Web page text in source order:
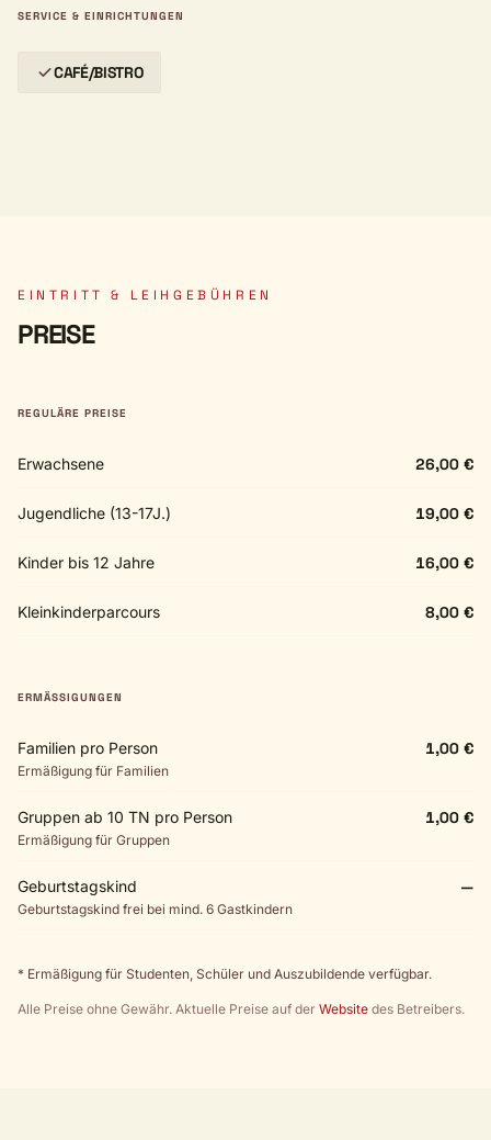
SERVICE & EINRICHTUNGEN
CAFÉ/BISTRO
EINTRITT & LEIHGEBÜHREN
PREISE
REGULÄRE PREISE
Erwachsene 26,00 €
Jugendliche (13-17J.) 19,00 €
Kinder bis 12 Jahre 16,00 €
Kleinkinderparcours 8,00 €
ERMÄSSIGUNGEN
Familien pro Person
Ermäßigung für Familien
1,00 €
Gruppen ab 10 TN pro Person
Ermäßigung für Gruppen
1,00 €
Geburtstagskind
Geburtstagskind frei bei mind. 6 Gastkindern
—
* Ermäßigung für Studenten, Schüler und Auszubildende verfügbar.
Alle Preise ohne Gewähr. Aktuelle Preise auf der Website des Betreibers.